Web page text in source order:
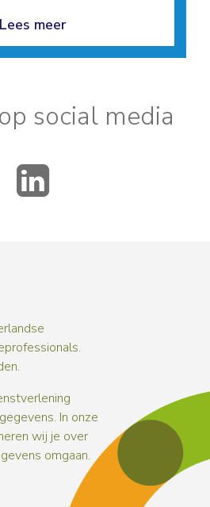
Lees meer
social media
In onze
wij je over
omgaan.